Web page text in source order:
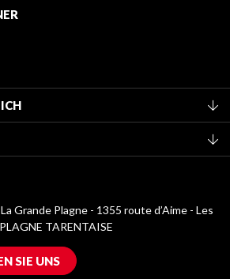
werden
Grande Plagne - 1355 route d’Aime - Les
TARENTAISE
SIE UNS